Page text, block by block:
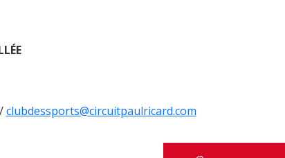
clubdessports@circuitpaulricard.com